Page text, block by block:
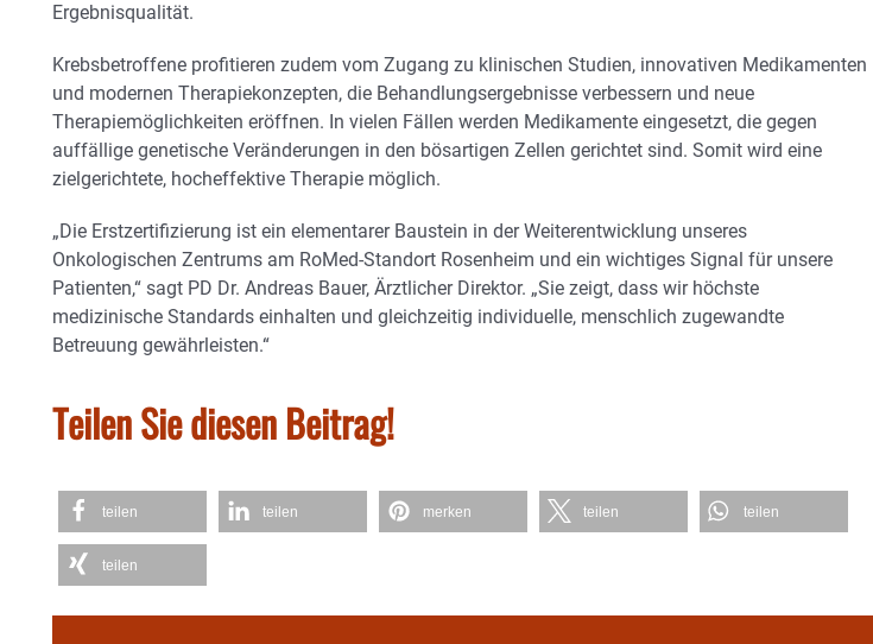
Ergebnisqualität.
Krebsbetroffene profitieren zudem vom Zugang zu klinischen Studien, innovativen Medikamenten
und modernen Therapiekonzepten, die Behandlungsergebnisse verbessern und neue
Therapiemöglichkeiten eröffnen. In vielen Fällen werden Medikamente eingesetzt, die gegen
auffällige genetische Veränderungen in den bösartigen Zellen gerichtet sind. Somit wird eine
zielgerichtete, hocheffektive Therapie möglich.
„Die Erstzertifizierung ist ein elementarer Baustein in der Weiterentwicklung unseres
Onkologischen Zentrums am RoMed-Standort Rosenheim und ein wichtiges Signal für unsere
Patienten,“ sagt PD Dr. Andreas Bauer, Ärztlicher Direktor. „Sie zeigt, dass wir höchste
medizinische Standards einhalten und gleichzeitig individuelle, menschlich zugewandte
Betreuung gewährleisten.“
Teilen Sie diesen Beitrag!
teilen teilen merken teilen teilen
teilen